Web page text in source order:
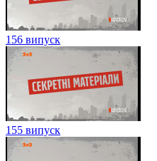
156 випуск
155 випуск